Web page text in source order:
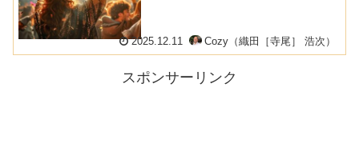
2025.12.11 Cozy（織田［寺尾］ 浩次）
スポンサーリンク